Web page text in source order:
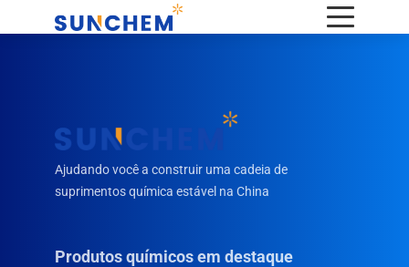
Ajudando você a construir uma cadeia de
suprimentos química estável na China
Produtos químicos em destaque